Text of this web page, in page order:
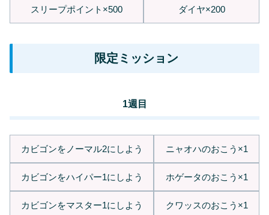
スリープポイント×500 ダイヤ×200
限定ミッション
1週目
カビゴンをノーマル2にしよう ニャオハのおこう×1
カビゴンをハイパー1にしよう ホゲータのおこう×1
カビゴンをマスター1にしよう クワッスのおこう×1